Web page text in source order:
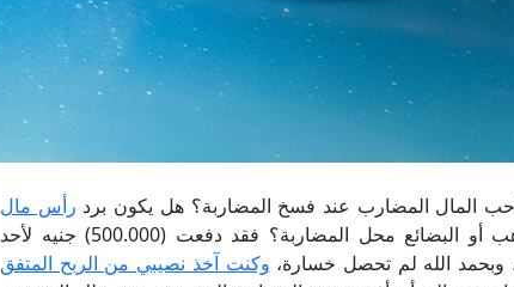
المال المضارب عند فسخ المضاربة؟ هل يكون برد رأس مال
كما هو، أو يكون برد قيمته من الذهب أو البضائع محل المضاربة؟ فقد دفعت (500.000) جنيه لأحد
الله لم تحصل خسارة، وكنت آخذ نصيبي من الربح المتفق